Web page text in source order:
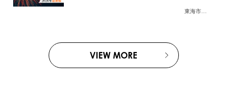
東海市大府市
VIEW MORE